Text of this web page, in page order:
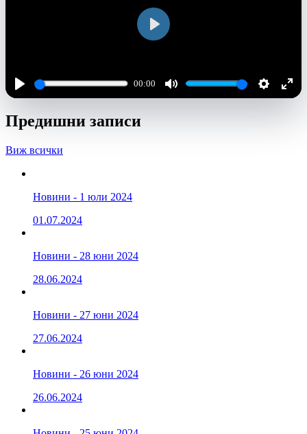
Play
00:00
Mute Settings
Play
Предишни записи
Виж всички
Новини - 1 юли 2024
01.07.2024
Новини - 28 юни 2024
28.06.2024
Новини - 27 юни 2024
27.06.2024
Новини - 26 юни 2024
26.06.2024